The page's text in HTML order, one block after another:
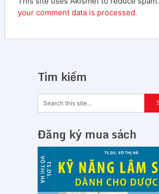
your comment data is processed.
Tìm kiếm
Đăng ký mua sách